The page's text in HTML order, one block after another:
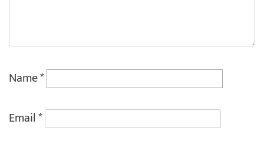
Name*
Email*